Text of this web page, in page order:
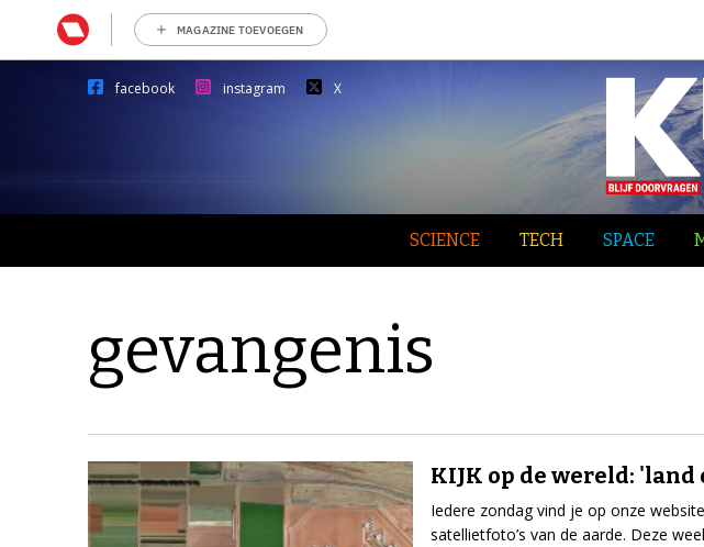
MAGAZINE TOEVOEGEN
facebook instagram X
SCIENCE TECH SPACE
gevangenis
KIJK op de wereld: 'land
Iedere zondag vind je op onze
satellietfoto’s van de aarde. Deze